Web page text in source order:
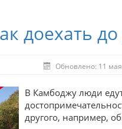
доехать
Обновлено: 11
В Камбоджу люди
другого, например,